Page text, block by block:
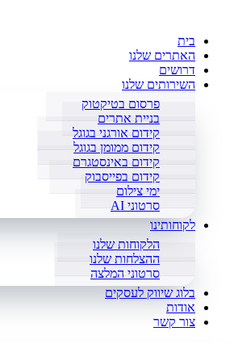
בית
האתרים שלנו
דרושים
השירותים שלנו
פרסום בטיקטוק
בניית אתרים
קידום אורגני בגוגל
קידום ממומן בגוגל
קידום באינסטגרם
קידום בפייסבוק
ימי צילום
סרטוני AI
לקוחותינו
הלקוחות שלנו
ההצלחות שלנו
סרטוני המלצה
בלוג שיווק לעסקים
אודות
צור קשר